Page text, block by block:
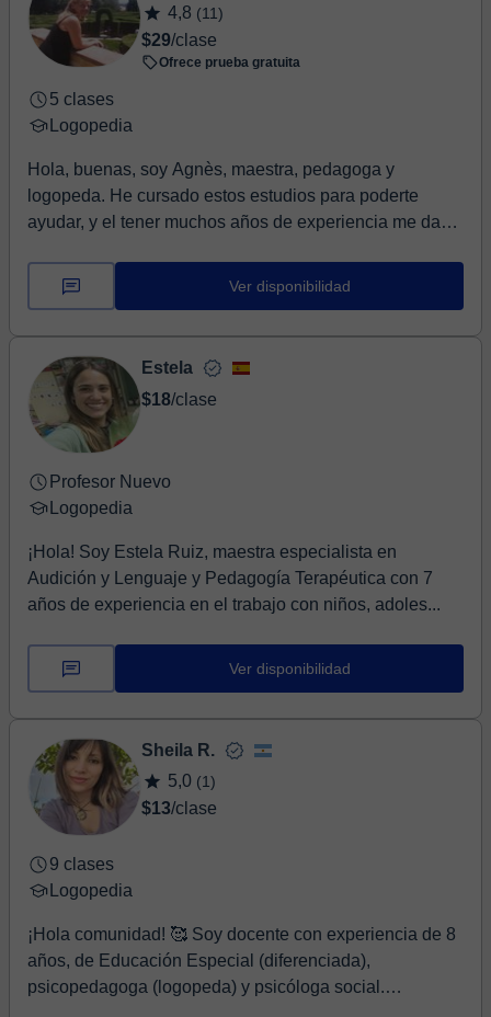
4,8 (11)
$29/clase
Ofrece prueba gratuita
5 clases
Logopedia
Hola, buenas, soy Agnès, maestra, pedagoga y
logopeda. He cursado estos estudios para poderte
ayudar, y el tener muchos años de experiencia me da
Ver disponibilidad
Estela
$18/clase
Profesor Nuevo
Logopedia
¡Hola! Soy Estela Ruiz, maestra especialista en
Audición y Lenguaje y Pedagogía Terapéutica con 7
años de experiencia en el trabajo con niños, adoles...
Ver disponibilidad
Sheila R.
5,0 (1)
$13/clase
9 clases
Logopedia
¡Hola comunidad! 🥰 Soy docente con experiencia de 8
años, de Educación Especial (diferenciada),
psicopedagoga (logopeda) y psicóloga social.